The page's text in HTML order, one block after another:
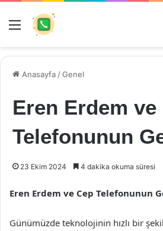
Menü
Anasayfa /Genel
Eren Erdem ve
Telefonunun
23 Ekim 2024 4 dakika okuma süresi
Eren Erdem ve Cep Telefonunun
Günümüzde teknolojinin hızlı bir